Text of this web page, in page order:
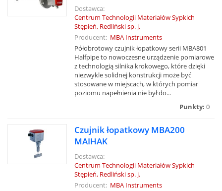
Dostawca:
Centrum Technologii Materiałów Sypkich
Stępień, Redliński sp. j.
Producent: MBA Instruments
Półobrotowy czujnik łopatkowy serii MBA801
Halfpipe to nowoczesne urządzenie pomiarowe
z technologią silnika krokowego, które dzięki
niezwykle solidnej konstrukcji może być
stosowane w miejscach, w których pomiar
poziomu napełnienia nie był do...
Punkty: 0
Czujnik łopatkowy MBA200
MAIHAK
Dostawca:
Centrum Technologii Materiałów Sypkich
Stępień, Redliński sp. j.
Producent: MBA Instruments